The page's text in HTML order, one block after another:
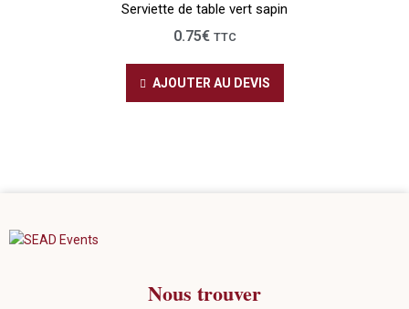
Serviette de table vert sapin
0.75€ TTC
AJOUTER AU DEVIS
Nous trouver